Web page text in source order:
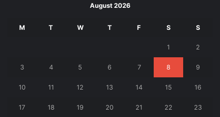
August 2026
M T W T F S S
1 2
3 4 5 6 7 8 9
10 11 12 13 14 15 16
17 18 19 20 21 22 23